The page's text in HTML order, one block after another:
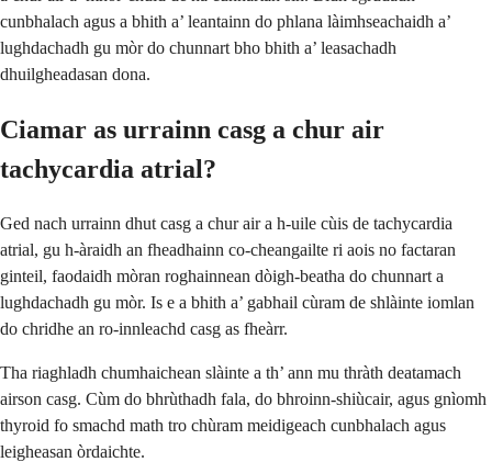
cunbhalach agus a bhith a’ leantainn do phlana làimhseachaidh a’
lughdachadh gu mòr do chunnart bho bhith a’ leasachadh
dhuilgheadasan dona.
Ciamar as urrainn casg a chur air
tachycardia atrial?
Ged nach urrainn dhut casg a chur air a h-uile cùis de tachycardia
atrial, gu h-àraidh an fheadhainn co-cheangailte ri aois no factaran
ginteil, faodaidh mòran roghainnean dòigh-beatha do chunnart a
lughdachadh gu mòr. Is e a bhith a’ gabhail cùram de shlàinte iomlan
do chridhe an ro-innleachd casg as fheàrr.
Tha riaghladh chumhaichean slàinte a th’ ann mu thràth deatamach
airson casg. Cùm do bhrùthadh fala, do bhroinn-shiùcair, agus gnìomh
thyroid fo smachd math tro chùram meidigeach cunbhalach agus
leigheasan òrdaichte.